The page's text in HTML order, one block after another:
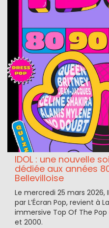
IDOL : une nouvelle
dédiée aux années
Bellevilloise
Le mercredi 25 mars 2026,
par L’Écran Pop, revient à
immersive Top Of The
et 2000.